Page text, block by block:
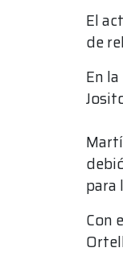
El
de
En
para
Con